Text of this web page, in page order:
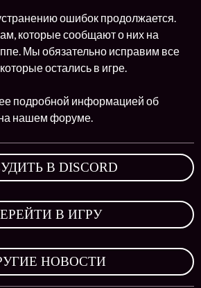
ошибок продолжается.
которые сообщают о них на
Мы обязательно исправим все
остались в игре.
подробной информацией об
нашем форуме.
В DISCORD
В ИГРУ
НОВОСТИ